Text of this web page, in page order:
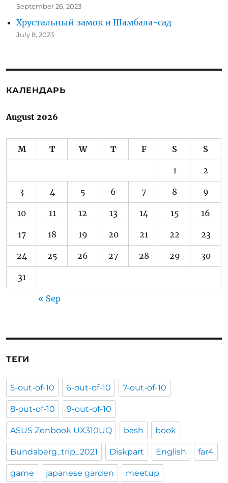
September 26, 2023
Хрустальный замок и Шамбала-сад
July 8, 2023
КАЛЕНДАРЬ
August 2026
M T W T F S S
1 2
3 4 5 6 7 8 9
10 11 12 13 14 15 16
17 18 19 20 21 22 23
24 25 26 27 28 29 30
31
« Sep
ТЕГИ
5-out-of-10 6-out-of-10 7-out-of-10
8-out-of-10 9-out-of-10
ASUS Zenbook UX310UQ bash book
Bundaberg_trip_2021 Diskpart English far4
game japanese garden meetup